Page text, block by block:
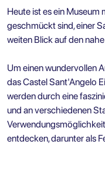
Heute ist es ein Museum
geschmückt sind, einer
weiten Blick auf den
Um einen wundervollen
dasCastel Sant'Angelo
werden durch eine
und an verschiedenen
entdecken, darunter als